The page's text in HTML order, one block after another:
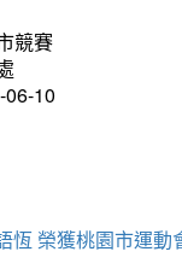
競賽
10
恆 榮獲桃園市運